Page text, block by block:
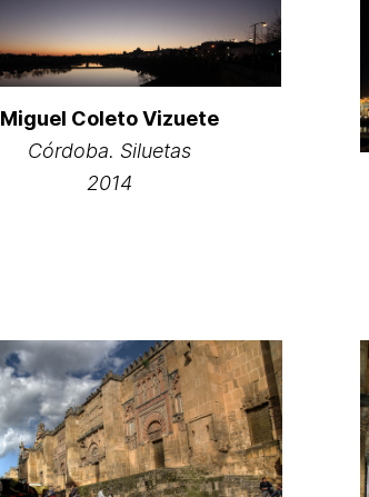
Miguel Coleto Vizuete
Córdoba. Siluetas
2014